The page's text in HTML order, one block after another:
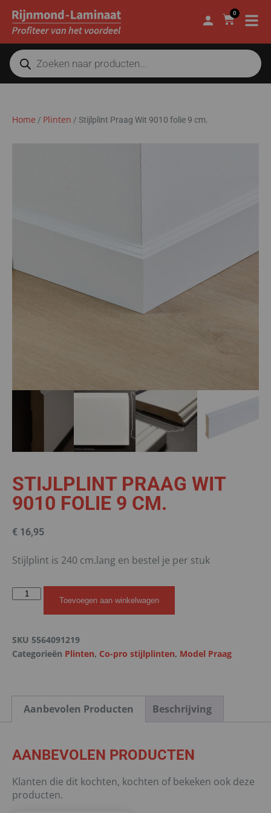
0
Home / Plinten / Stijlplint Praag Wit 9010 folie 9 cm.
STIJLPLINT PRAAG WIT
9010 FOLIE 9 CM.
€ 16,95
Stijlplint is 240 cm.lang en bestel je per stuk
Toevoegen aan winkelwagen
SKU 5564091219
Categorieën Plinten, Co-pro stijlplinten, Model Praag
Aanbevolen Producten Beschrijving
AANBEVOLEN PRODUCTEN
Klanten die dit kochten, kochten of bekeken ook deze
producten.